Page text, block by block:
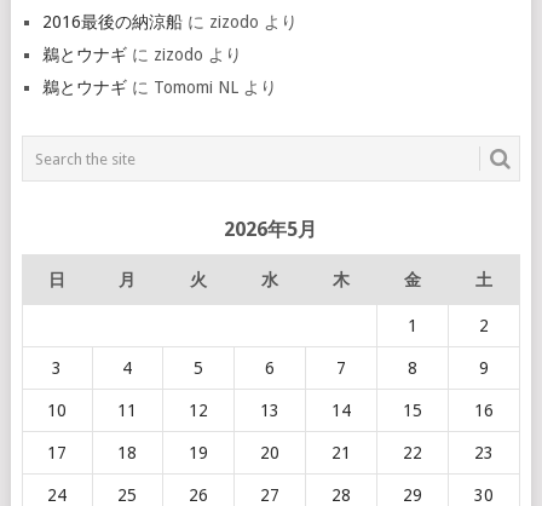
2016最後の納涼船に zizodo より
鵜とウナギに zizodo より
鵜とウナギに Tomomi NLより
2026年5月
日 月 火 水 木 金 土
1 2
3 4 5 6 7 8 9
10 11 12 13 14 15 16
17 18 19 20 21 22 23
24 25 26 27 28 29 30